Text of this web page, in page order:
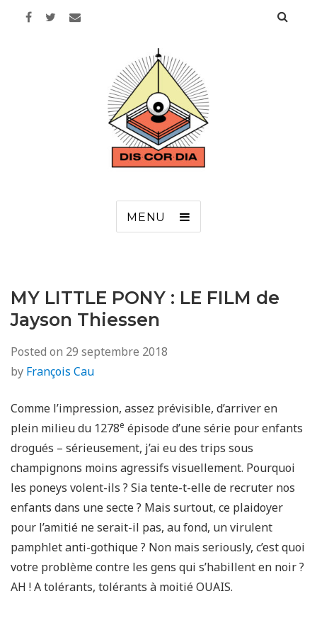
MENU
MY LITTLE PONY : LE FILM de
Jayson Thiessen
Posted on 29 septembre 2018
by François Cau
Comme l’impression, assez prévisible, d’arriver en
plein milieu du 1278e épisode d’une série pour enfants
drogués – sérieusement, j’ai eu des trips sous
champignons moins agressifs visuellement. Pourquoi
les poneys volent-ils ? Sia tente-t-elle de recruter nos
enfants dans une secte ? Mais surtout, ce plaidoyer
pour l’amitié ne serait-il pas, au fond, un virulent
pamphlet anti-gothique ? Non mais seriously, c’est quoi
votre problème contre les gens qui s’habillent en noir ?
AH ! A tolérants, tolérants à moitié OUAIS.